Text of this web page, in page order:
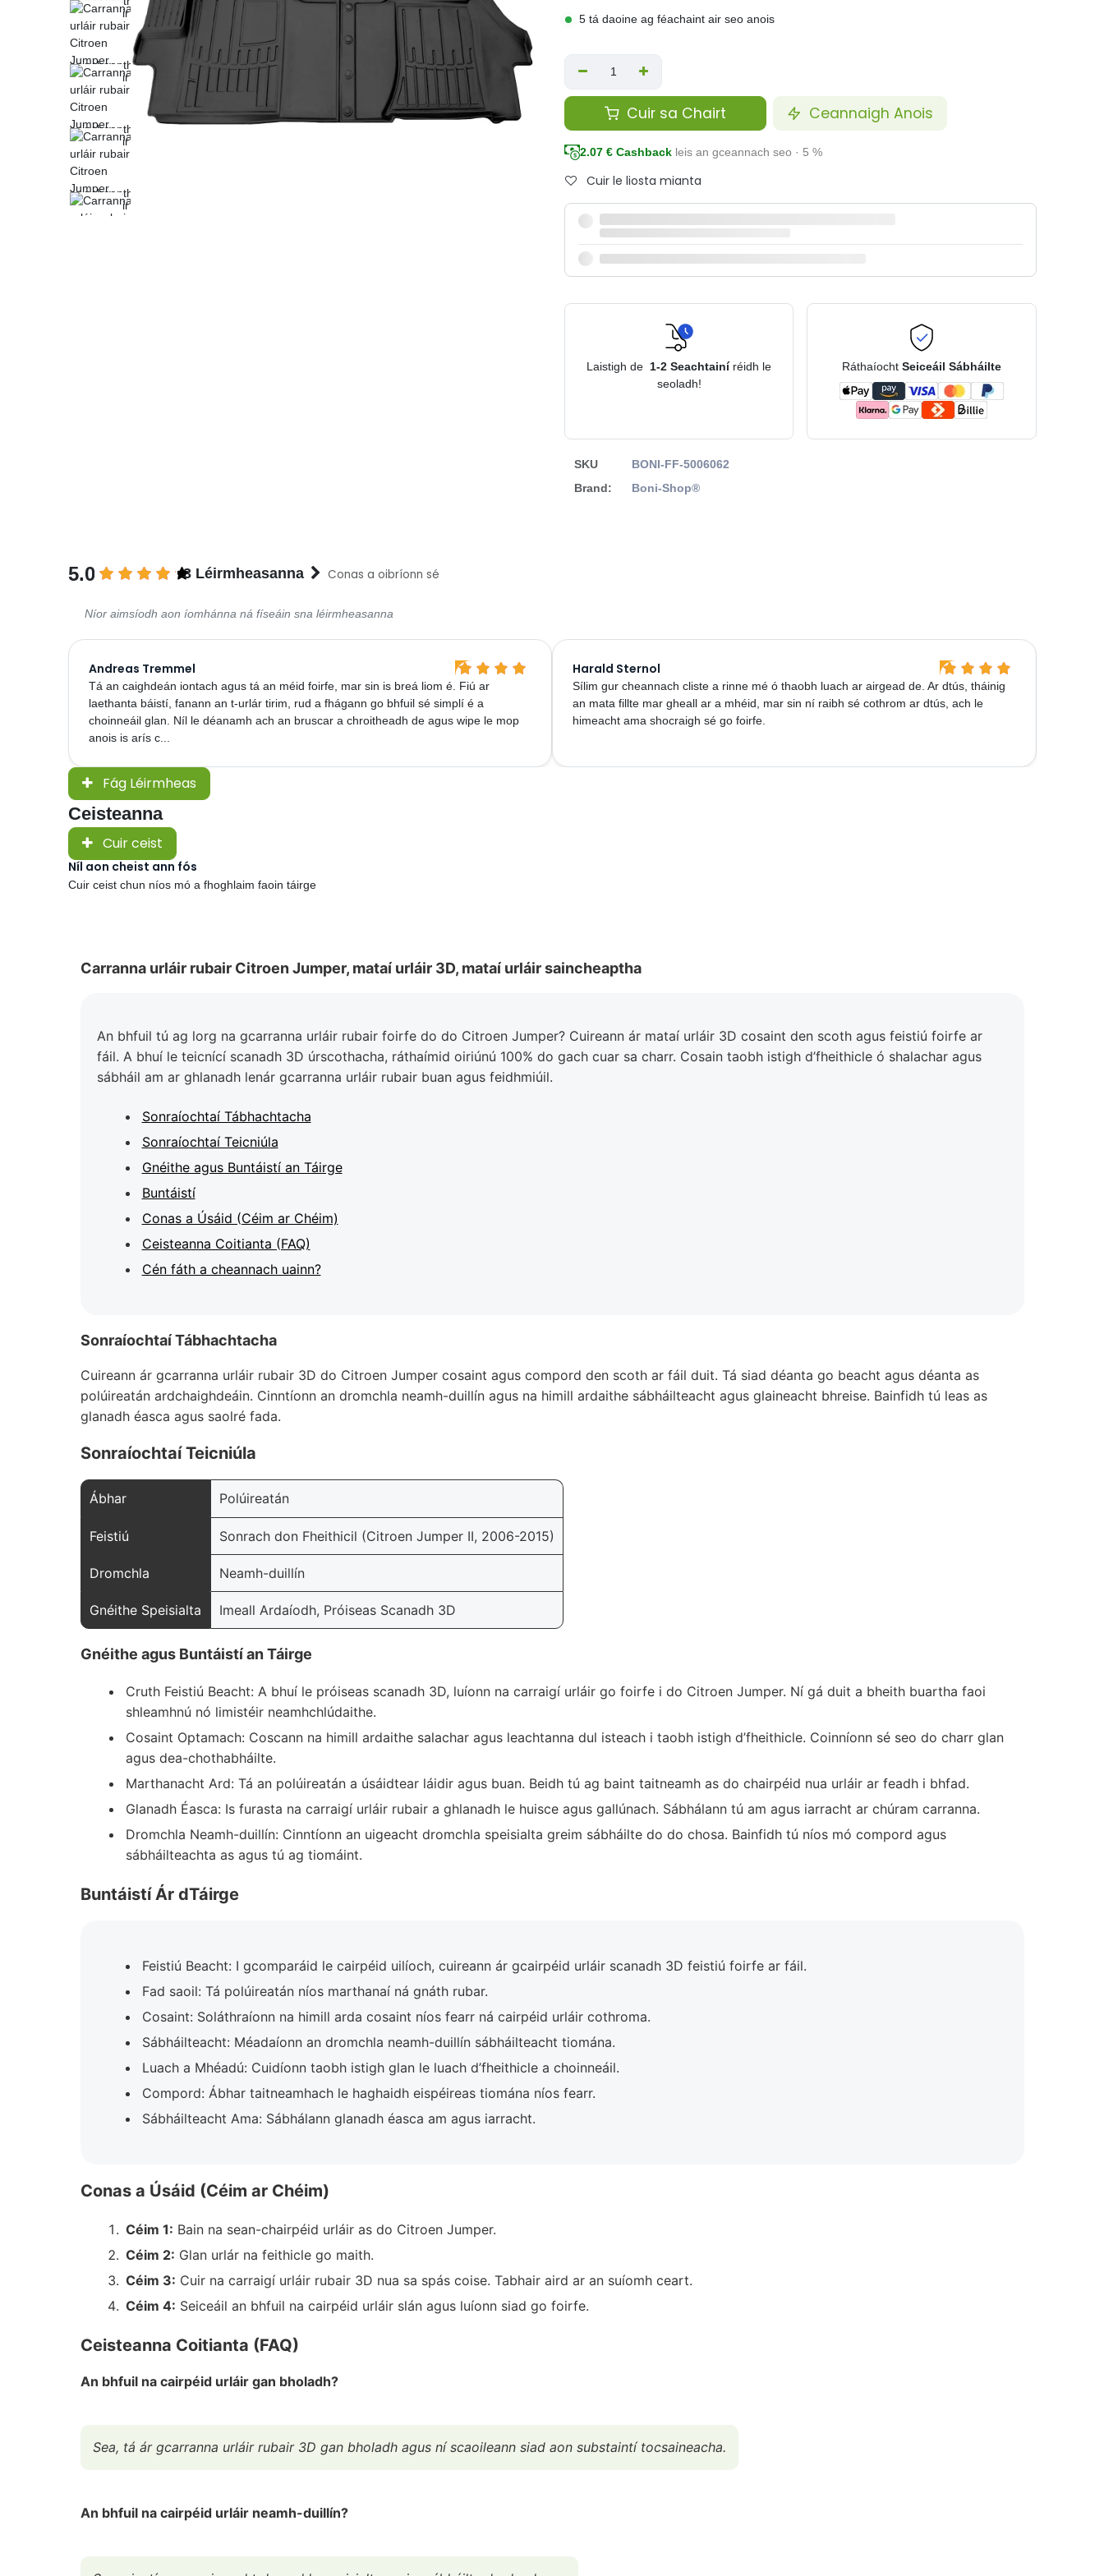
5 tá daoine ag féachaint air seo anois
Cuir sa Chairt Ceannaigh Anois
2.07 € Cashback leis an gceannach seo · 5 %
Cuir le liosta mianta
Laistigh de 1-2 Seachtainí réidh le
seoladh!
Ráthaíocht Seiceáil Sábháilte
SKU
BONI-FF-5006062
Brand:
Boni-Shop®
5.0 3 Léirmheasanna Conas a oibríonn sé
Níor aimsíodh aon íomhánna ná físeáin sna léirmheasanna
Andreas Tremmel
Tá an caighdeán iontach agus tá an méid foirfe, mar sin is breá liom é. Fiú ar
laethanta báistí, fanann an t-urlár tirim, rud a fhágann go bhfuil sé simplí é a
choinneáil glan. Níl le déanamh ach an bruscar a chroitheadh de agus wipe le mop
anois is arís c...
Harald Sternol
Sílim gur cheannach cliste a rinne mé ó thaobh luach ar airgead de. Ar dtús, tháinig
an mata fillte mar gheall ar a mhéid, mar sin ní raibh sé cothrom ar dtús, ach le
himeacht ama shocraigh sé go foirfe.
Fág Léirmheas
Ceisteanna
Cuir ceist
Níl aon cheist ann fós
Cuir ceist chun níos mó a fhoghlaim faoin táirge
Carranna urláir rubair Citroen Jumper, mataí urláir 3D, mataí urláir saincheaptha
An bhfuil tú ag lorg na gcarranna urláir rubair foirfe do do Citroen Jumper? Cuireann ár mataí urláir 3D cosaint den scoth agus feistiú foirfe ar
fáil. A bhuí le teicnící scanadh 3D úrscothacha, ráthaímid oiriúnú 100% do gach cuar sa charr. Cosain taobh istigh d’fheithicle ó shalachar agus
sábháil am ar ghlanadh lenár gcarranna urláir rubair buan agus feidhmiúil.
Sonraíochtaí Tábhachtacha
Sonraíochtaí Teicniúla
Gnéithe agus Buntáistí an Táirge
Buntáistí
Conas a Úsáid (Céim ar Chéim)
Ceisteanna Coitianta (FAQ)
Cén fáth a cheannach uainn?
Sonraíochtaí Tábhachtacha
Cuireann ár gcarranna urláir rubair 3D do Citroen Jumper cosaint agus compord den scoth ar fáil duit. Tá siad déanta go beacht agus déanta as
polúireatán ardchaighdeáin. Cinntíonn an dromchla neamh-duillín agus na himill ardaithe sábháilteacht agus glaineacht bhreise. Bainfidh tú leas as
glanadh éasca agus saolré fada.
Sonraíochtaí Teicniúla
Ábhar Polúireatán
Feistiú Sonrach don Fheithicil (Citroen Jumper II, 2006-2015)
Dromchla Neamh-duillín
Gnéithe Speisialta Imeall Ardaíodh, Próiseas Scanadh 3D
Gnéithe agus Buntáistí an Táirge
Cruth Feistiú Beacht: A bhuí le próiseas scanadh 3D, luíonn na carraigí urláir go foirfe i do Citroen Jumper. Ní gá duit a bheith buartha faoi
shleamhnú nó limistéir neamhchlúdaithe.
Cosaint Optamach: Coscann na himill ardaithe salachar agus leachtanna dul isteach i taobh istigh d’fheithicle. Coinníonn sé seo do charr glan
agus dea-chothabháilte.
Marthanacht Ard: Tá an polúireatán a úsáidtear láidir agus buan. Beidh tú ag baint taitneamh as do chairpéid nua urláir ar feadh i bhfad.
Glanadh Éasca: Is furasta na carraigí urláir rubair a ghlanadh le huisce agus gallúnach. Sábhálann tú am agus iarracht ar chúram carranna.
Dromchla Neamh-duillín: Cinntíonn an uigeacht dromchla speisialta greim sábháilte do do chosa. Bainfidh tú níos mó compord agus
sábháilteachta as agus tú ag tiomáint.
Buntáistí Ár dTáirge
Feistiú Beacht: I gcomparáid le cairpéid uilíoch, cuireann ár gcairpéid urláir scanadh 3D feistiú foirfe ar fáil.
Fad saoil: Tá polúireatán níos marthanaí ná gnáth rubar.
Cosaint: Soláthraíonn na himill arda cosaint níos fearr ná cairpéid urláir cothroma.
Sábháilteacht: Méadaíonn an dromchla neamh-duillín sábháilteacht tiomána.
Luach a Mhéadú: Cuidíonn taobh istigh glan le luach d’fheithicle a choinneáil.
Compord: Ábhar taitneamhach le haghaidh eispéireas tiomána níos fearr.
Sábháilteacht Ama: Sábhálann glanadh éasca am agus iarracht.
Conas a Úsáid (Céim ar Chéim)
Céim 1: Bain na sean-chairpéid urláir as do Citroen Jumper.
Céim 2: Glan urlár na feithicle go maith.
Céim 3: Cuir na carraigí urláir rubair 3D nua sa spás coise. Tabhair aird ar an suíomh ceart.
Céim 4: Seiceáil an bhfuil na cairpéid urláir slán agus luíonn siad go foirfe.
Ceisteanna Coitianta (FAQ)
An bhfuil na cairpéid urláir gan bholadh?
Sea, tá ár gcarranna urláir rubair 3D gan bholadh agus ní scaoileann siad aon substaintí tocsaineacha.
An bhfuil na cairpéid urláir neamh-duillín?